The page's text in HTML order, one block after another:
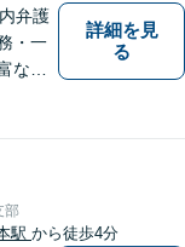
弁護
・一
な実
詳細を見
る
部
駅 から徒歩4分